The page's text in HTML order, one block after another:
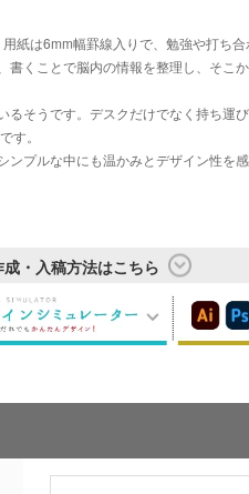
紙は6mm幅罫線入りで、勉強や打ち
くことで脳内の情報を整理し、そこ
そうです。デスクだけでなく持ち運
す。
プルな中にも温かみとデザイン性を
・入稿方法はこちら